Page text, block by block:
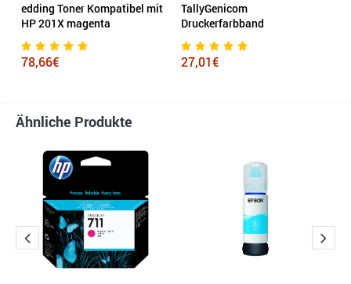
edding Toner Kompatibel mit
HP 201X magenta
78,66€
TallyGenicom
Druckerfarbband
27,01€
Ähnliche Produkte